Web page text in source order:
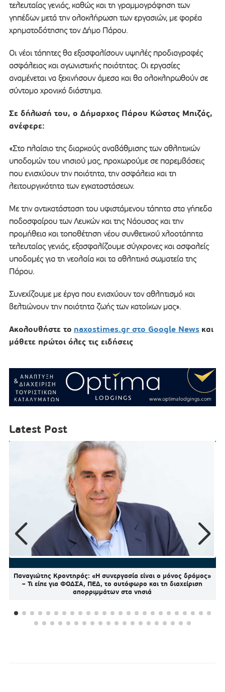
τελευταίας γενιάς, καθώς και τη γραμμογράφηση των
γηπέδων μετά την ολοκλήρωση των εργασιών, με φορέα
χρηματοδότησης τον Δήμο Πάρου.
Οι νέοι τάπητες θα εξασφαλίσουν υψηλές προδιαγραφές
ασφάλειας και αγωνιστικής ποιότητας. Οι εργασίες
αναμένεται να ξεκινήσουν άμεσα και θα ολοκληρωθούν σε
σύντομο χρονικό διάστημα.
Σε δήλωσή του, ο Δήμαρχος Πάρου Κώστας Μπιζάς,
ανέφερε:
«Στο πλαίσιο της διαρκούς αναβάθμισης των αθλητικών
υποδομών του νησιού μας, προχωρούμε σε παρεμβάσεις
που ενισχύουν την ποιότητα, την ασφάλεια και τη
λειτουργικότητα των εγκαταστάσεων.
Με την αντικατάσταση του υφιστάμενου τάπητα στα γήπεδα
ποδοσφαίρου των Λευκών και της Νάουσας και την
προμήθεια και τοποθέτηση νέου συνθετικού χλοοτάπητα
τελευταίας γενιάς, εξασφαλίζουμε σύγχρονες και ασφαλείς
υποδομές για τη νεολαία και τα αθλητικά σωματεία της
Πάρου.
Συνεχίζουμε με έργα που ενισχύουν τον αθλητισμό και
βελτιώνουν την ποιότητα ζωής των κατοίκων μας».
Ακολουθήστε το naxostimes.gr στο Google News και
μάθετε πρώτοι όλες τις ειδήσεις
Latest Post
Παναγιώτης Κροντηράς: «Η συνεργασία είναι ο μόνος δρόμος»
– Τι είπε για ΦΟΔΣΑ, ΠΕΔ, το αυτόφωρο και τη διαχείριση
απορριμμάτων στα νησιά